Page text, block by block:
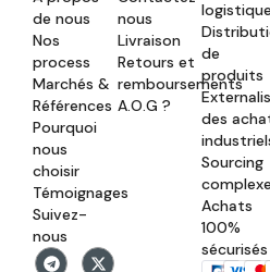
de nous
Nos
process
Marchés &
Références
Pourquoi
nous
choisir
Témoignages
Suivez-
nous
nous
Livraison
Retours et
remboursements
A.O.G ?
logistique
de
produits
des
Sourcing
complexe
Achats
100%
sécurisés